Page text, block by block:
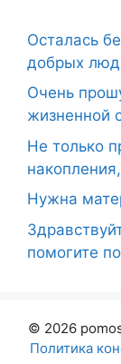
Осталась
добрых
Очень
жизненной
Не только
Нужна
помогите
© 2026
Политика